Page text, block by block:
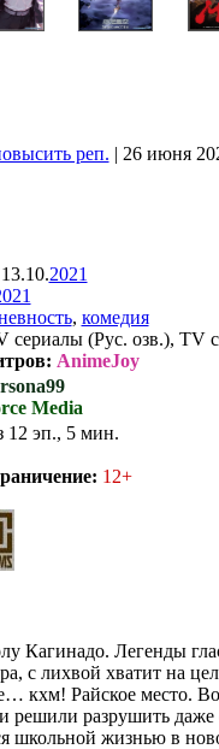
| 26 июня
13.10.2021
, комедия
сериалы (Рус. озв.), TV
AnimeJoy
Media
12 эп., 5 мин.
12+
Кагинадо. Легенды
с лихвой хватит на
кхм! Райское место.
решили разрушить
школьной жизнью в